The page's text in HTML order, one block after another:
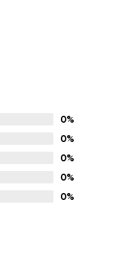
0%
0%
0%
0%
0%